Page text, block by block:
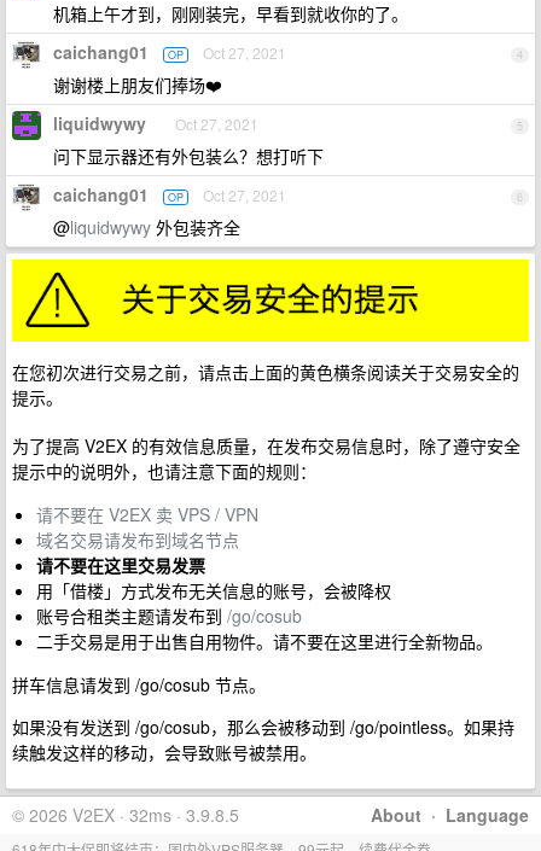
机箱上午才到，刚刚装完，早看到就收你的了。
4
caichang01 OP Oct 27, 2021
谢谢楼上朋友们捧场❤️
5
liquidwywy Oct 27, 2021
问下显示器还有外包装么？想打听下
6
caichang01 OP Oct 27, 2021
@liquidwywy 外包装齐全
在您初次进行交易之前，请点击上面的黄色横条阅读关于交易安全的
提示。
为了提高 V2EX 的有效信息质量，在发布交易信息时，除了遵守安全
提示中的说明外，也请注意下面的规则：
请不要在 V2EX 卖 VPS / VPN
域名交易请发布到域名节点
请不要在这里交易发票
用「借楼」方式发布无关信息的账号，会被降权
账号合租类主题请发布到 /go/cosub
二手交易是用于出售自用物件。请不要在这里进行全新物品。
拼车信息请发到 /go/cosub 节点。
如果没有发送到 /go/cosub，那么会被移动到 /go/pointless。如果持
续触发这样的移动，会导致账号被禁用。
About · Language
© 2026 V2EX · 32ms · 3.9.8.5